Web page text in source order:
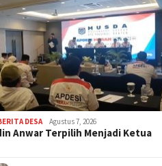
DESA Agustus 7, 2026
Anwar Terpilih Menjadi Ketua